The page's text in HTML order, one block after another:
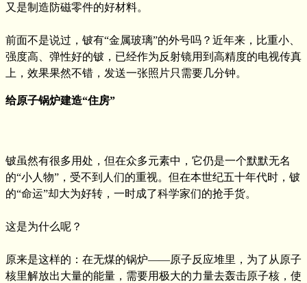
又是制造防磁零件的好材料。
前面不是说过，铍有“金属玻璃”的外号吗？近年来，比重小、
强度高、弹性好的铍，已经作为反射镜用到高精度的电视传真
上，效果果然不错，发送一张照片只需要几分钟。
给原子锅炉建造“住房”
铍虽然有很多用处，但在众多元素中，它仍是一个默默无名
的“小人物”，受不到人们的重视。但在本世纪五十年代时，铍
的“命运”却大为好转，一时成了科学家们的抢手货。
这是为什么呢？
原来是这样的：在无煤的锅炉——原子反应堆里，为了从原子
核里解放出大量的能量，需要用极大的力量去轰击原子核，使